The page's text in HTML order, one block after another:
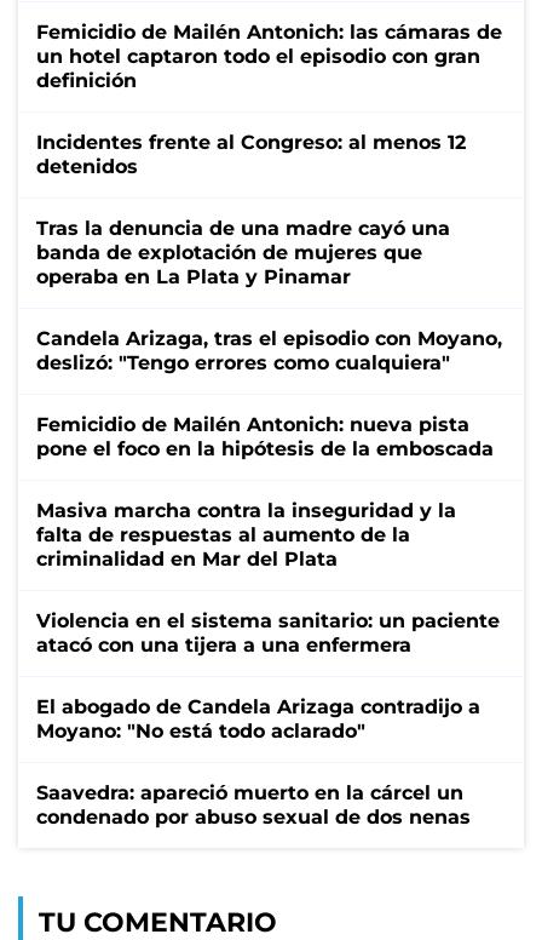
Femicidio de Mailén Antonich: las cámaras de
un hotel captaron todo el episodio con gran
definición
Incidentes frente al Congreso: al menos 12
detenidos
Tras la denuncia de una madre cayó una
banda de explotación de mujeres que
operaba en La Plata y Pinamar
Candela Arizaga, tras el episodio con Moyano,
deslizó: "Tengo errores como cualquiera"
Femicidio de Mailén Antonich: nueva pista
pone el foco en la hipótesis de la emboscada
Masiva marcha contra la inseguridad y la
falta de respuestas al aumento de la
criminalidad en Mar del Plata
Violencia en el sistema sanitario: un paciente
atacó con una tijera a una enfermera
El abogado de Candela Arizaga contradijo a
Moyano: "No está todo aclarado"
Saavedra: apareció muerto en la cárcel un
condenado por abuso sexual de dos nenas
TU COMENTARIO